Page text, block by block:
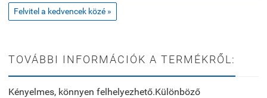
Felvitel a kedvencek közé »
TOVÁBBI INFORMÁCIÓK A TERMÉKRŐL:
Kényelmes, könnyen felhelyezhető.Különböző